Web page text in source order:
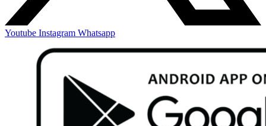
Youtube Instagram Whatsapp